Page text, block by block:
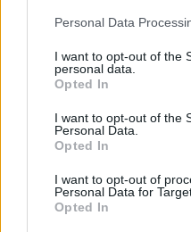
Personal Data
I want to opt-out of the
personal data.
Opted In
I want to opt-out of the
Personal Data.
Opted In
I want to opt-out of
Personal Data for
Opted In
Disposez une chaise
quelques coussins
confortablement.
calme et de la vue sur
jardin zen.
Le bien-être au